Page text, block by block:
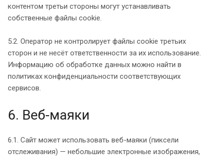
контентом третьи стороны могут устанавливать
собственные файлы cookie.
5.2. Оператор не контролирует файлы cookie третьих
сторон и не несёт ответственности за их использование.
Информацию об обработке данных можно найти в
политиках конфиденциальности соответствующих
сервисов.
6. Веб-маяки
6.1. Сайт может использовать веб-маяки (пиксели
отслеживания) — небольшие электронные изображения,